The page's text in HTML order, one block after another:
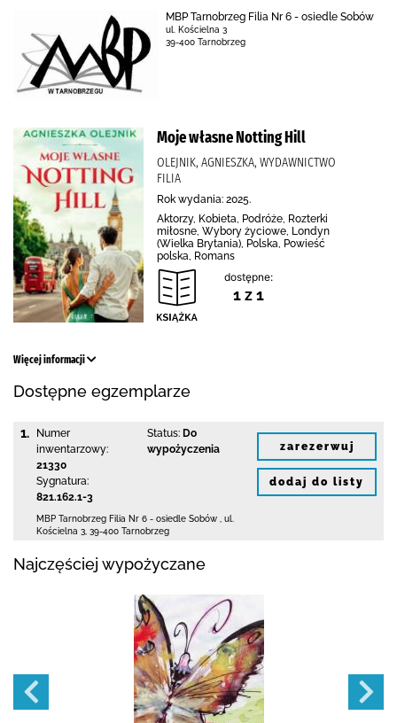
MBP Tarnobrzeg Filia Nr 6 - osiedle Sobów
ul. Kościelna 3
39-400 Tarnobrzeg
Moje własne Notting Hill
OLEJNIK, AGNIESZKA, WYDAWNICTWO
FILIA
Rok wydania: 2025.
Aktorzy, Kobieta, Podróże, Rozterki
miłosne, Wybory życiowe, Londyn
(Wielka Brytania), Polska, Powieść
polska, Romans
dostępne:
1 z 1
Więcej informacji
Dostępne egzemplarze
1.
Numer
inwentarzowy:
21330
Sygnatura:
821.162.1-3
Status: Do
wypożyczenia
MBP Tarnobrzeg Filia Nr 6 - osiedle Sobów
ul.
Kościelna 3 39-400 Tarnobrzeg
zarezerwuj
dodaj do listy
Najczęściej wypożyczane